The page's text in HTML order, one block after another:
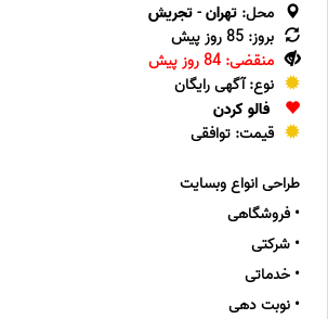
محل: تهران-تجریش
بروز: 85 روز پیش
منقضی: 84 روز پیش
نوع: آگهی رایگان
فالو کردن
قیمت: توافقی
طراحی انواع وبسایت
• فروشگاهی
• شرکتی
• خدماتی
• نوبت دهی